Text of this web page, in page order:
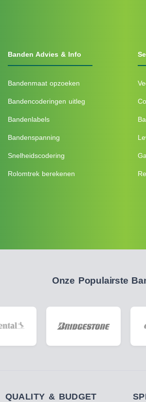
Banden Advies & Info
Bandenmaat opzoeken
Bandencoderingen uitleg
Bandenlabels
Bandenspanning
Snelheidscodering
Rolomtrek berekenen
Onze Populairste
QUALITY & BUDGET